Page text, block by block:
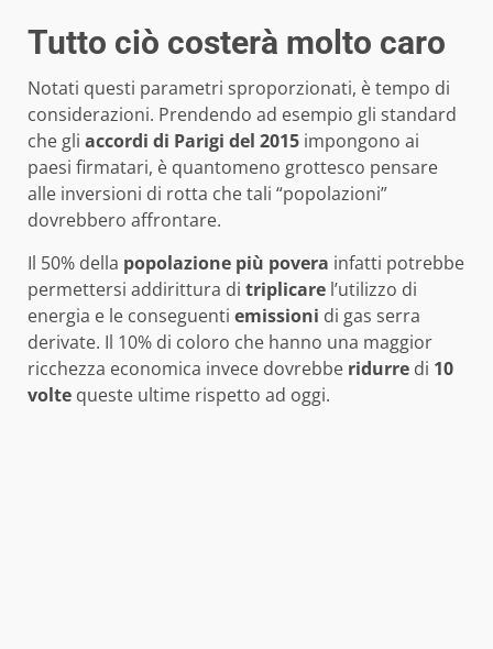
Tutto ciò costerà molto caro
Notati questi parametri sproporzionati, è tempo di
considerazioni. Prendendo ad esempio gli standard
che gli accordi di Parigi del 2015 impongono ai
paesi firmatari, è quantomeno grottesco pensare
alle inversioni di rotta che tali “popolazioni”
dovrebbero affrontare.
Il 50% della popolazione più povera infatti potrebbe
permettersi addirittura di triplicare l’utilizzo di
energia e le conseguenti emissioni di gas serra
derivate. Il 10% di coloro che hanno una maggior
ricchezza economica invece dovrebbe ridurre di 10
volte queste ultime rispetto ad oggi.